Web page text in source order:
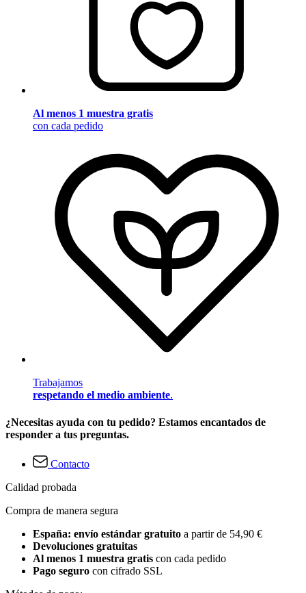
Al menos 1 muestra gratis
con cada pedido
Trabajamos
respetando el medio ambiente.
¿Necesitas ayuda con tu pedido? Estamos encantados de
responder a tus preguntas.
Contacto
Calidad probada
Compra de manera segura
España: envío estándar gratuito a partir de 54,90 €
Devoluciones gratuitas
Al menos 1 muestra gratis con cada pedido
Pago seguro con cifrado SSL